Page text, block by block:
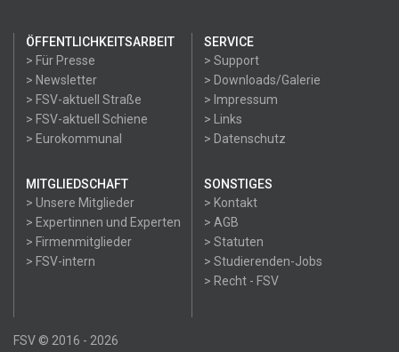
ÖFFENTLICHKEITSARBEIT
> Für Presse
> Newsletter
> FSV-aktuell Straße
> FSV-aktuell Schiene
> Eurokommunal
SERVICE
> Support
> Downloads/Galerie
> Impressum
> Links
> Datenschutz
MITGLIEDSCHAFT
> Unsere Mitglieder
> Expertinnen und Experten
> Firmenmitglieder
> FSV-intern
SONSTIGES
> Kontakt
> AGB
> Statuten
> Studierenden-Jobs
> Recht - FSV
FSV © 2016 - 2026